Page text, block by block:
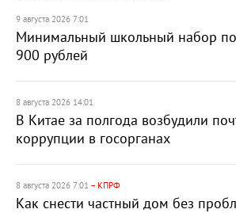
9 августа 2026 7:01
Минимальный школьный набор
900 рублей
8 августа 2026 14:01
В Китае за полгода возбудили
коррупции в госорганах
8 августа 2026 7:01 – КПРФ
Как снести частный дом без